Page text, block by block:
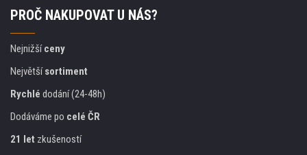
PROČ NAKUPOVAT U NÁS?
Nejnižšíceny
Největšísortiment
Rychlé dodání (24-48h)
Dodáváme po celé ČR
21 let zkušeností